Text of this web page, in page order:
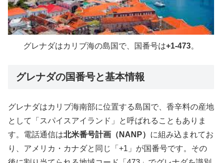
グレナダはカリブ海の島国で、国番号は+1-473。
グレナダの国番号と基本情報
グレナダはカリブ海南部に位置する島国で、香辛料の産地
として「スパイスアイランド」と呼ばれることもありま
す。電話通信は北米番号計画（NANP） に組み込まれてお
り、アメリカ・カナダと同じ「+1」が国番号です。その